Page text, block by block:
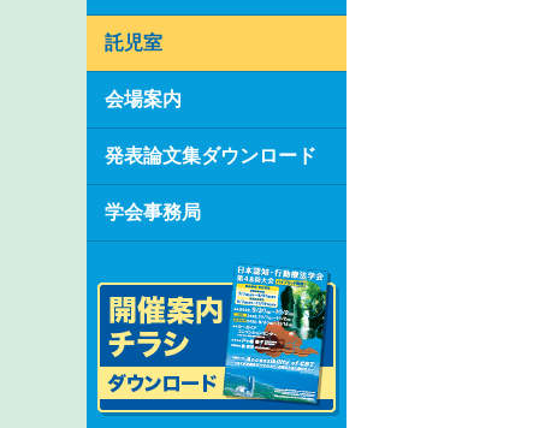
託児室
会場案内
発表論文集ダウンロード
学会事務局